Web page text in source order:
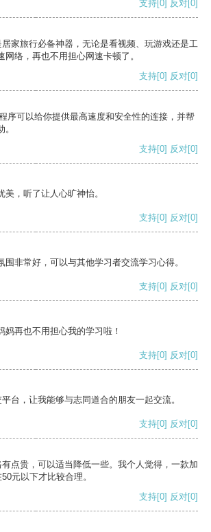
支持[0] 反对[0]
家旅行必备神器，无论是看视频、玩游戏还是工
络，再也不用担心网速卡顿了。
支持[0] 反对[0]
序可以给你提供最高速度和安全性的连接，并帮
支持[0] 反对[0]
，听了让人心旷神怡。
支持[0] 反对[0]
围非常好，可以与其他学习者交流学习心得。
支持[0] 反对[0]
妈再也不用担心我的学习啦！
支持[0] 反对[0]
台，让我能够与志同道合的朋友一起交流。
支持[0] 反对[0]
点贵，可以适当降低一些。我个人觉得，一款加
元以下才比较合理。
支持[0] 反对[0]